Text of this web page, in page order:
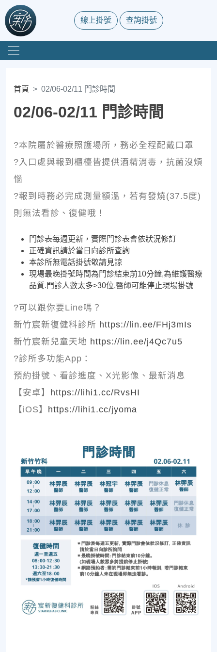
線上掛號 查詢掛號
首頁 02/06-02/11 門診時間
02/06-02/11 門診時間
?本院屬於醫療照護場所，務必全程配戴口罩
?入口處與報到櫃檯皆提供酒精消毒，抗菌沒煩
惱
?報到時務必完成測量額溫，若有發燒(37.5度)
則無法看診、復健哦！
門診表每週更新，實際門診表會依狀況修訂
正確資訊請於當日向診所查詢
本診所無電話掛號敬請見諒
現場最晚掛號時間為門診結束前10分鐘,為維護醫療
品質.門診人數太多>30位,醫師可能停止現場掛號
?可以跟你要Line嗎？
新竹宸新復健科診所 https://lin.ee/FHj3mIs
新竹宸新兒童天地 https://lin.ee/j4Qc7u5
?診所多功能App：
預約掛號、看診進度、X光影像、最新消息
【安卓】 https://lihi1.cc/RvsHI
【iOS】 https://lihi1.cc/jyoma